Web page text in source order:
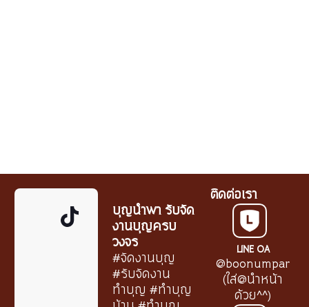
บุญนำพา รับจัด
งานบุญครบ
วงจร
#จัดงานบุญ
#รับจัดงาน
ทำบุญ #ทำบุญ
ติดต่อเรา
LINE OA
@boonumpar
(ใส่@นำหน้า
ด้วย^^)